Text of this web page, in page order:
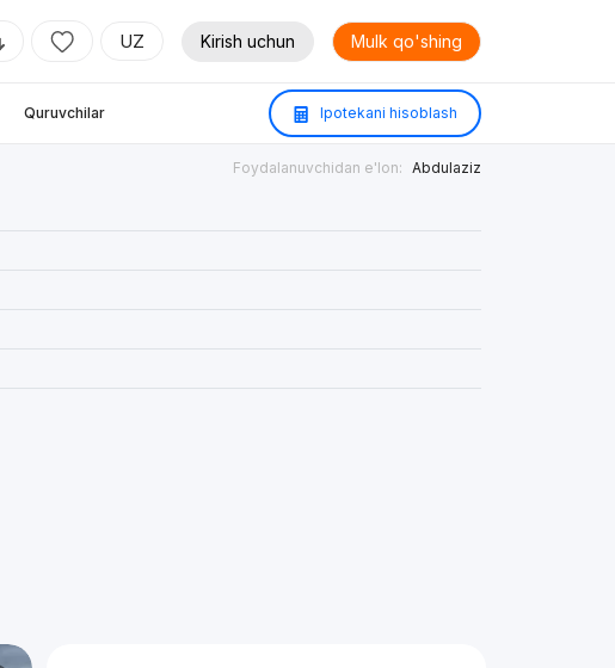
UZ Kirish uchun Mulk qo'shing
Quruvchilar Ipotekani hisoblash
Foydalanuvchidan e'lon: Abdulaziz